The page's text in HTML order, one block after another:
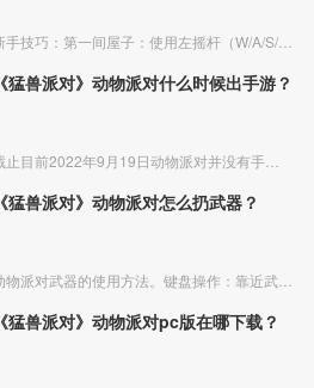
《猛兽派对》动物派对什么时候出手游？
《猛兽派对》动物派对怎么扔武器？
《猛兽派对》动物派对pc版在哪下载？